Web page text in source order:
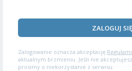
ZALOGUJ SIĘ
Zalogowanie oznacza akceptację
aktualnym brzmieniu. Jeśli nie
prosimy o niekorzystanie z serwisu.